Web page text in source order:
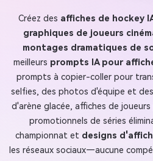
Créez des affiches de hockey
graphiques de joueurs
montages dramatiques de
meilleurs prompts IA pour
prompts à copier-coller pour
selfies, des photos d'équipe et
d'arène glacée, affiches de
promotionnels de séries
championnat et designs
les réseaux sociaux—aucune